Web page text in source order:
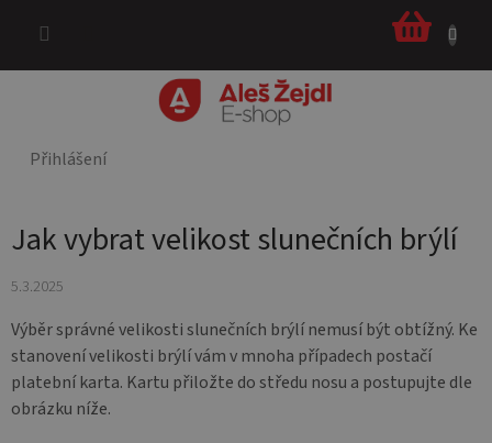
Přihlášení
NÁKUPNÍ
Jak vybrat velikost slunečních brýlí
5.3.2025
Výběr správné velikosti slunečních brýlí nemusí být obtížný. Ke
stanovení velikosti brýlí vám v mnoha případech postačí
platební karta. Kartu přiložte do středu nosu a postupujte dle
obrázku níže.